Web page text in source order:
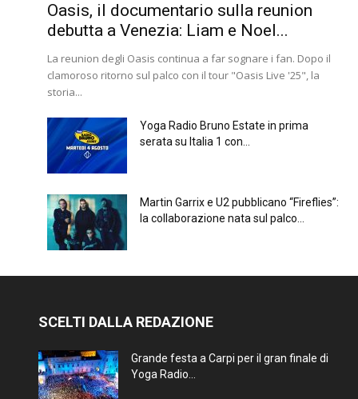
Oasis, il documentario sulla reunion
debutta a Venezia: Liam e Noel...
La reunion degli Oasis continua a far sognare i fan. Dopo il
clamoroso ritorno sul palco con il tour "Oasis Live '25", la
storia...
Yoga Radio Bruno Estate in prima
serata su Italia 1 con...
Martin Garrix e U2 pubblicano “Fireflies”:
la collaborazione nata sul palco...
SCELTI DALLA REDAZIONE
Grande festa a Carpi per il gran finale di
Yoga Radio...